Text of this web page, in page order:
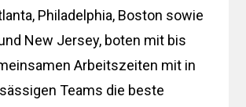
Philadelphia, Boston sowie
New Jersey, boten mit bis
Arbeitszeiten mit in
Teams die beste